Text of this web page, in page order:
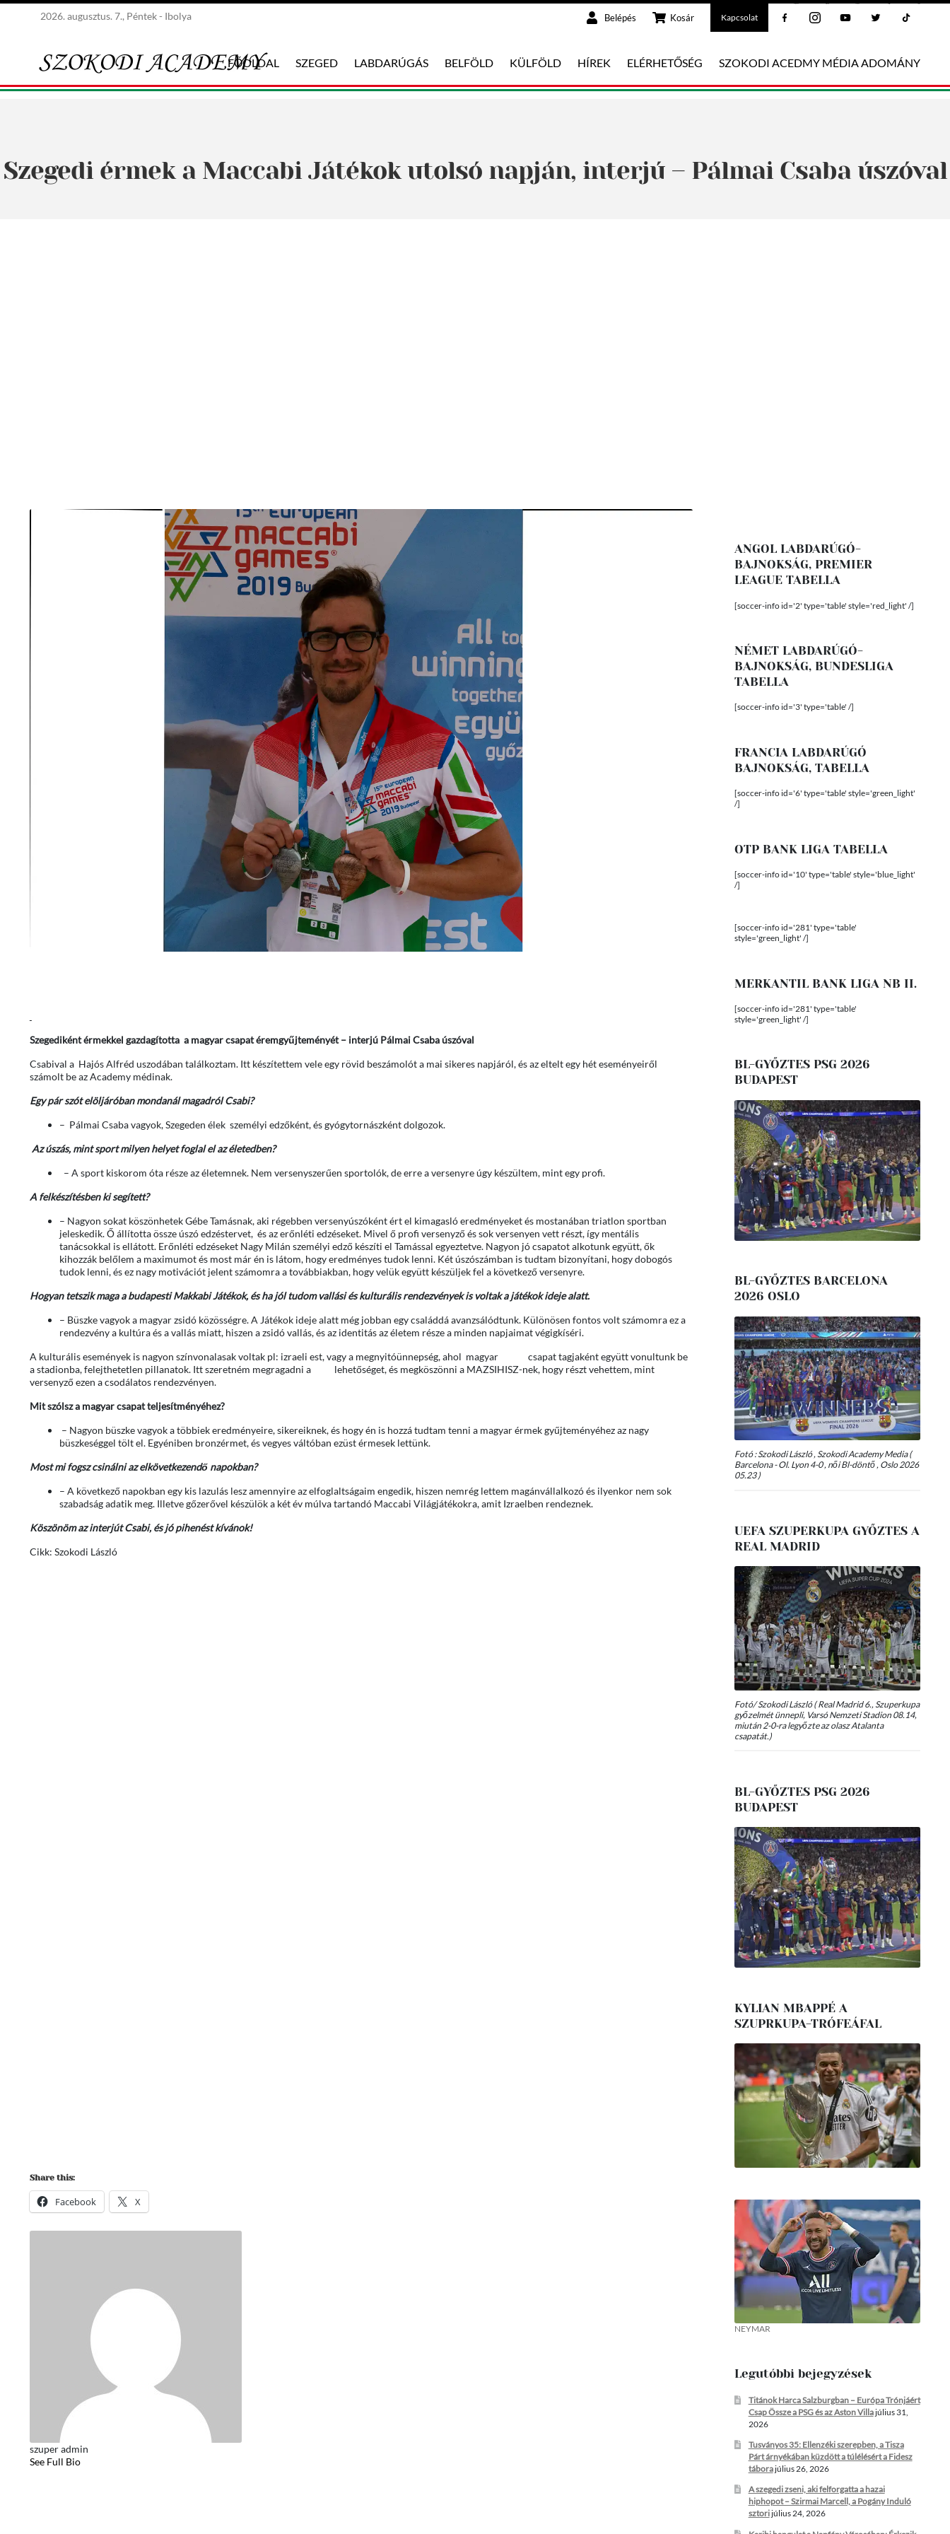
2026. augusztus. 7., Péntek - Ibolya Belépés Kosár Kapcsolat
FŐOLDAL SZEGED LABDARÚGÁS BELFÖLD KÜLFÖLD HÍREK ELÉRHETŐSÉG SZOKODI ACEDMY MÉDIA ADOMÁNY
Szegedi érmek a Maccabi Játékok utolsó napján, interjú – Pálmai Csaba úszóval
Szegediként érmekkel gazdagította a magyar csapat éremgyűjteményét – interjú Pálmai Csaba úszóval
Csabival a Hajós Alfréd uszodában találkoztam. Itt készítettem vele egy rövid beszámolót a mai sikeres napjáról, és az eltelt egy hét eseményeiről
számolt be az Academy médinak.
Egy pár szót elöljáróban mondanál magadról Csabi?
– Pálmai Csaba vagyok, Szegeden élek személyi edzőként, és gyógytornászként dolgozok.
Az úszás, mint sport milyen helyet foglal el az életedben?
– A sport kiskorom óta része az életemnek. Nem versenyszerűen sportolók, de erre a versenyre úgy készültem, mint egy profi.
A felkészítésben ki segített?
– Nagyon sokat köszönhetek Gébe Tamásnak, aki régebben versenyúszóként ért el kimagasló eredményeket és mostanában triatlon sportban
jeleskedik. Ő állította össze úszó edzéstervet, és az erőnléti edzéseket. Mivel ő profi versenyző és sok versenyen vett részt, így mentális
tanácsokkal is ellátott. Erőnléti edzéseket Nagy Milán személyi edző készíti el Tamással egyeztetve. Nagyon jó csapatot alkotunk együtt, ők
kihozzák belőlem a maximumot és most már én is látom, hogy eredményes tudok lenni. Két úszószámban is tudtam bizonyítani, hogy dobogós
tudok lenni, és ez nagy motivációt jelent számomra a továbbiakban, hogy velük együtt készüljek fel a következő versenyre.
Hogyan tetszik maga a budapesti Makkabi Játékok, és ha jól tudom vallási és kulturális rendezvények is voltak a játékok ideje alatt.
– Büszke vagyok a magyar zsidó közösségre. A Játékok ideje alatt még jobban egy családdá avanzsálódtunk. Különösen fontos volt számomra ez a
rendezvény a kultúra és a vallás miatt, hiszen a zsidó vallás, és az identitás az életem része a minden napjaimat végigkíséri.
A kulturális események is nagyon színvonalasak voltak pl: izraeli est, vagy a megnyitóünnepség, ahol magyar csapat tagjaként együtt vonultunk be
a stadionba, felejthetetlen pillanatok. Itt szeretném megragadni a lehetőséget, és megköszönni a MAZSIHISZ-nek, hogy részt vehettem, mint
versenyző ezen a csodálatos rendezvényen.
Mit szólsz a magyar csapat teljesítményéhez?
– Nagyon büszke vagyok a többiek eredményeire, sikereiknek, és hogy én is hozzá tudtam tenni a magyar érmek gyűjteményéhez az nagy
büszkeséggel tölt el. Egyéniben bronzérmet, és vegyes váltóban ezüst érmesek lettünk.
Most mi fogsz csinálni az elkövetkezendő napokban?
– A következő napokban egy kis lazulás lesz amennyire az elfoglaltságaim engedik, hiszen nemrég lettem magánvállalkozó és ilyenkor nem sok
szabadság adatik meg. Illetve gőzerővel készülök a két év múlva tartandó Maccabi Világjátékokra, amit Izraelben rendeznek.
Köszönöm az interjút Csabi, és jó pihenést kívánok!
Cikk: Szokodi László
Share this:
Facebook X
szuper admin
See Full Bio
ANGOL LABDARÚGÓ-
BAJNOKSÁG, PREMIER
LEAGUE TABELLA
[soccer-info id='2' type='table' style='red_light' /]
NÉMET LABDARÚGÓ-
BAJNOKSÁG, BUNDESLIGA
TABELLA
[soccer-info id='3' type='table' /]
FRANCIA LABDARÚGÓ
BAJNOKSÁG, TABELLA
[soccer-info id='6' type='table' style='green_light'
/]
OTP BANK LIGA TABELLA
[soccer-info id='10' type='table' style='blue_light'
/]
[soccer-info id='281' type='table'
style='green_light' /]
MERKANTIL BANK LIGA NB II.
[soccer-info id='281' type='table'
style='green_light' /]
BL-GYŐZTES PSG 2026
BUDAPEST
BL-GYŐZTES BARCELONA
2026 OSLO
Fotó : Szokodi László , Szokodi Academy Media (
Barcelona - Ol. Lyon 4-0 , női Bl-döntő , Oslo 2026
05.23 )
UEFA SZUPERKUPA GYŐZTES A
REAL MADRID
Fotó/ Szokodi László ( Real Madrid 6., Szuperkupa
győzelmét ünnepli, Varsó Nemzeti Stadion 08.14,
miután 2-0-ra legyőzte az olasz Atalanta
csapatát.)
BL-GYŐZTES PSG 2026
BUDAPEST
KYLIAN MBAPPÉ A
SZUPRKUPA-TRÓFEÁFAL
NEYMAR
Legutóbbi bejegyzések
Titánok Harca Salzburgban – Európa Trónjáért
Csap Össze a PSG és az Aston Villajúlius 31,
2026
Tusványos 35: Ellenzéki szerepben, a Tisza
Párt árnyékában küzdött a túlélésért a Fidesz
táborajúlius 26, 2026
A szegedi zseni, aki felforgatta a hazai
hiphopot – Szirmai Marcell, a Pogány Induló
sztorijúlius 24, 2026